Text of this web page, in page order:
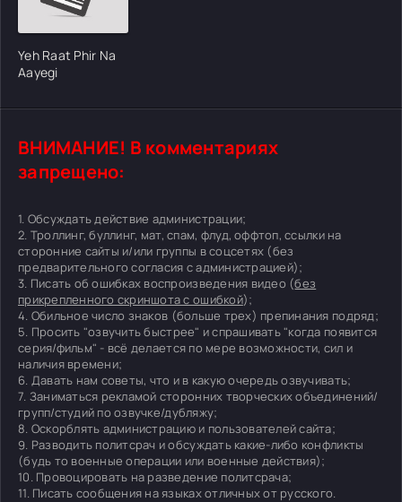
Yeh Raat Phir Na
Aayegi
ВНИМАНИЕ! В комментариях
запрещено:
1. Обсуждать действие администрации;
2. Троллинг, буллинг, мат, спам, флуд, оффтоп, ссылки на
сторонние сайты и/или группы в соцсетях (без
предварительного согласия с администрацией);
3. Писать об ошибках воспроизведения видео (без
прикрепленного скриншота с ошибкой);
4. Обильное число знаков (больше трех) препинания подряд;
5. Просить "озвучить быстрее" и спрашивать "когда появится
серия/фильм" - всё делается по мере возможности, сил и
наличия времени;
6. Давать нам советы, что и в какую очередь озвучивать;
7. Заниматься рекламой сторонних творческих объединений/
групп/студий по озвучке/дубляжу;
8. Оскорблять администрацию и пользователей сайта;
9. Разводить политсрач и обсуждать какие-либо конфликты
(будь то военные операции или военные действия);
10. Провоцировать на разведение политсрача;
11. Писать сообщения на языках отличных от русского.